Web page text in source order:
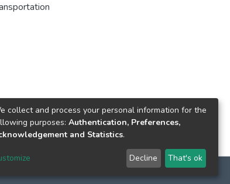
collect and process your personal information for the
purposes: Authentication, Preferences,
and Statistics.
Decline That's ok